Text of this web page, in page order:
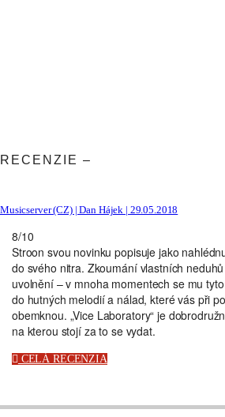
RECENZIE –
Musicserver (CZ) | Dan Hájek | 29.05.2018
8/10
Stroon svou novinku popisuje jako
do svého nitra. Zkoumání vlastních
uvolnění – v mnoha momentech se mu
do hutných melodií a nálad, které vás při
obemknou. „Vice Laboratory“ je
na kterou stojí za to se vydat.
CELÁ RECENZIA